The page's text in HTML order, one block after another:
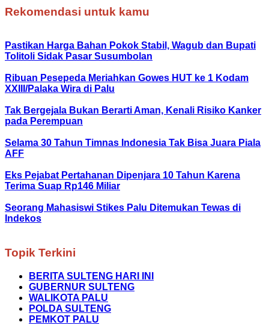
Rekomendasi untuk kamu
Pastikan Harga Bahan Pokok Stabil, Wagub dan Bupati
Tolitoli Sidak Pasar Susumbolan
Ribuan Pesepeda Meriahkan Gowes HUT ke 1 Kodam
XXIII/Palaka Wira di Palu
Tak Bergejala Bukan Berarti Aman, Kenali Risiko Kanker
pada Perempuan
Selama 30 Tahun Timnas Indonesia Tak Bisa Juara Piala
AFF
Eks Pejabat Pertahanan Dipenjara 10 Tahun Karena
Terima Suap Rp146 Miliar
Seorang Mahasiswi Stikes Palu Ditemukan Tewas di
Indekos
Topik Terkini
BERITA SULTENG HARI INI
GUBERNUR SULTENG
WALIKOTA PALU
POLDA SULTENG
PEMKOT PALU